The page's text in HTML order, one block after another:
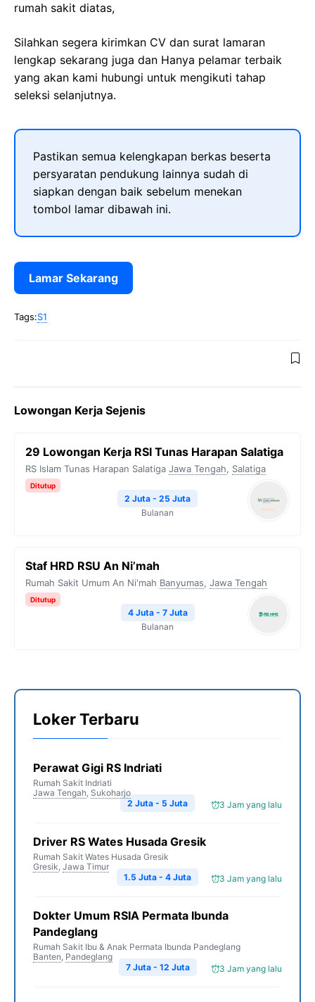
rumah sakit diatas,
Silahkan segera kirimkan CV dan surat lamaran
lengkap sekarang juga dan Hanya pelamar terbaik
yang akan kami hubungi untuk mengikuti tahap
seleksi selanjutnya.
Pastikan semua kelengkapan berkas beserta
persyaratan pendukung lainnya sudah di
siapkan dengan baik sebelum menekan
tombol lamar dibawah ini.
Lamar Sekarang
Tags:S1
Lowongan Kerja Sejenis
29 Lowongan Kerja RSI Tunas Harapan Salatiga
RS Islam Tunas Harapan Salatiga Jawa Tengah, Salatiga
Ditutup
2 Juta - 25 Juta
Bulanan
Staf HRD RSU An Ni’mah
Rumah Sakit Umum An Ni'mah Banyumas, Jawa Tengah
Ditutup
4 Juta - 7 Juta
Bulanan
Loker Terbaru
Perawat Gigi RS Indriati
Rumah Sakit Indriati
Jawa Tengah, Sukoharjo
3 Jam yang lalu
2 Juta - 5 Juta
Driver RS Wates Husada Gresik
Rumah Sakit Wates Husada Gresik
Gresik, Jawa Timur
3 Jam yang lalu
1.5 Juta - 4 Juta
Dokter Umum RSIA Permata Ibunda
Pandeglang
Rumah Sakit Ibu & Anak Permata Ibunda Pandeglang
Banten, Pandeglang
3 Jam yang lalu
7 Juta - 12 Juta